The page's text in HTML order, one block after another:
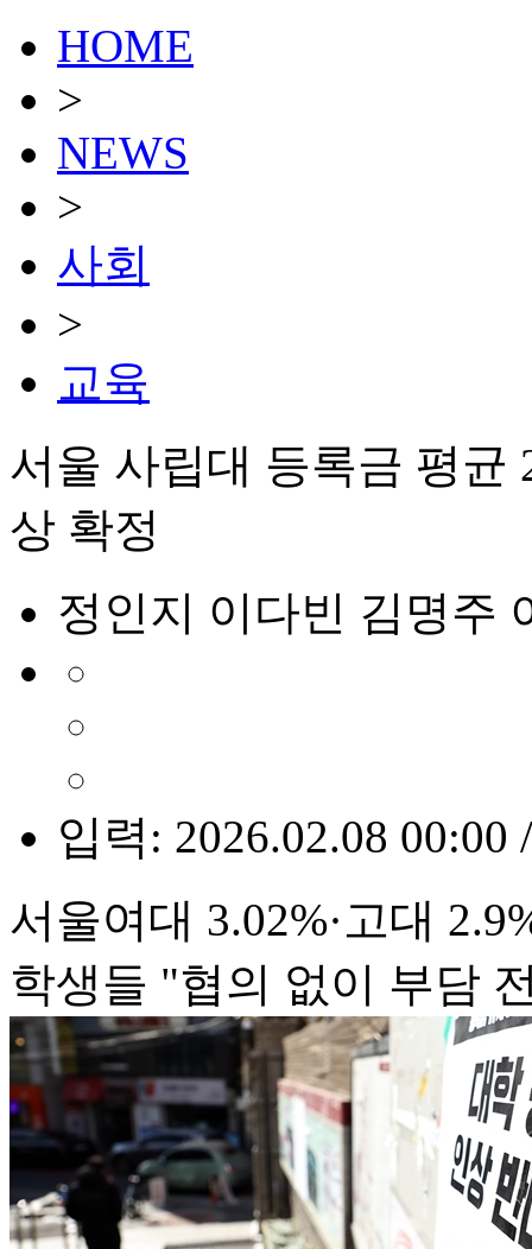
HOME
>
NEWS
>
사회
>
교육
서울 사립대 등록금 평균
상 확정
정인지 이다빈 김명주
입력: 2026.02.08 00:00
서울여대 3.02%·고대
학생들 "협의 없이 부담